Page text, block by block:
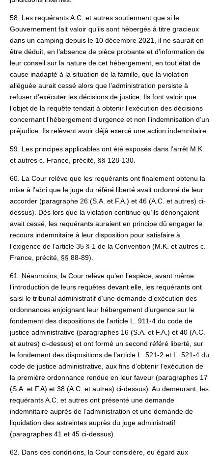
58. Les requérants A.C. et autres soutiennent que si le
Gouvernement fait valoir qu’ils sont hébergés à titre gracieux
dans un camping depuis le 10 décembre 2021, il ne saurait en
être déduit, en l’absence de pièce probante et d’information de
leur conseil sur la nature de cet hébergement, en tout état de
cause inadapté à la situation de la famille, que la violation
alléguée aurait cessé alors que l’administration persiste à
refuser d’exécuter les décisions de justice. Ils font valoir que
l’objet de la requête tendait à obtenir l’exécution des décisions
concernant l’hébergement d’urgence et non l’indemnisation d’un
préjudice. Ils relèvent avoir déjà exercé une action indemnitaire.
59. Les principes applicables ont été exposés dans l’arrêt M.K.
et autres c. France, précité, §§ 128-130.
60. La Cour relève que les requérants ont finalement obtenu la
mise à l’abri que le juge du référé liberté avait ordonné de leur
accorder (paragraphe 26 (S.A. et F.A.) et 46 (A.C. et autres) ci-
dessus). Dès lors que la violation continue qu’ils dénonçaient
avait cessé, les requérants auraient en principe dû engager le
recours indemnitaire à leur disposition pour satisfaire à
l’exigence de l’article 35 § 1 de la Convention (M.K. et autres c.
France, précité, §§ 88-89).
61. Néanmoins, la Cour relève qu’en l’espèce, avant même
l’introduction de leurs requêtes devant elle, les requérants ont
saisi le tribunal administratif d’une demande d’exécution des
ordonnances enjoignant leur hébergement d’urgence sur le
fondement des dispositions de l’article L. 911‑4 du code de
justice administrative (paragraphes 16 (S.A. et F.A.) et 40 (A.C.
et autres) ci-dessus) et ont formé un second référé liberté, sur
le fondement des dispositions de l’article L. 521-2 et L. 521-4 du
code de justice administrative, aux fins d’obtenir l’exécution de
la première ordonnance rendue en leur faveur (paragraphes 17
(S.A. et F.A) et 38 (A.C. et autres) ci‑dessus). Au demeurant, les
requérants A.C. et autres ont présenté une demande
indemnitaire auprès de l’administration et une demande de
liquidation des astreintes auprès du juge administratif
(paragraphes 41 et 45 ci-dessus).
62. Dans ces conditions, la Cour considère, eu égard aux